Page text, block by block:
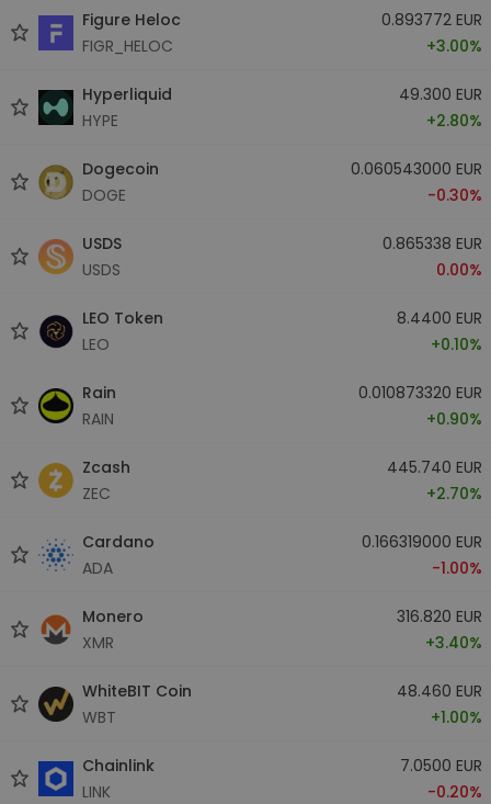
Figure Heloc
FIGR_HELOC
0.893772 EUR
+3.00%
Hyperliquid
HYPE
49.300 EUR
+2.80%
Dogecoin
DOGE
0.060543000 EUR
-0.30%
USDS
USDS
0.865338 EUR
0.00%
LEO Token
LEO
8.4400 EUR
+0.10%
Rain
RAIN
0.010873320 EUR
+0.90%
Zcash
ZEC
445.740 EUR
+2.70%
Cardano
ADA
0.166319000 EUR
-1.00%
Monero
XMR
316.820 EUR
+3.40%
WhiteBIT Coin
WBT
48.460 EUR
+1.00%
Chainlink
LINK
7.0500 EUR
-0.20%